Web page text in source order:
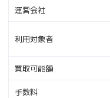
運営会社
利用対象者
買取可能額
手数料